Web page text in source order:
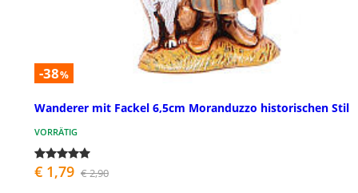
-38%
Wanderer mit Fackel 6,5cm Moranduzzo historischen Stil
VORRÄTIG
€ 1,79 € 2,90